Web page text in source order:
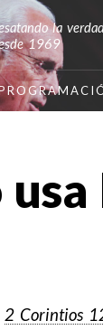
la
1969
2 Corintios